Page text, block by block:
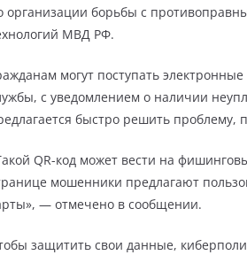
организации борьбы с
МВД РФ.
могут поступать
с уведомлением о наличии
быстро решить проблему,
QR-код может вести на
мошенники предлагают
— отмечено в сообщении.
защитить свои данные,